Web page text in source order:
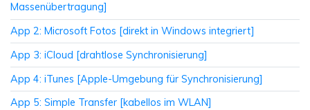
Massenübertragung]
App 2: Microsoft Fotos [direkt in Windows integriert]
App 3: iCloud [drahtlose Synchronisierung]
App 4: iTunes [Apple-Umgebung für Synchronisierung]
App 5: Simple Transfer [kabellos im WLAN]